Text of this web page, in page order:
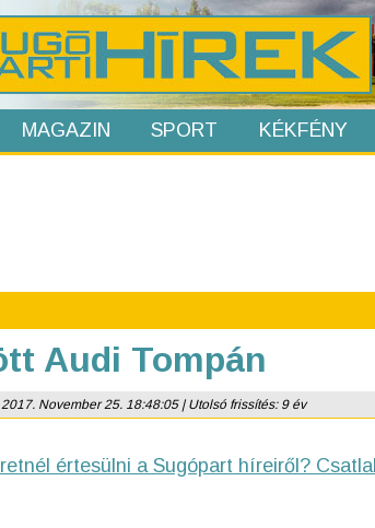
MAGAZIN SPORT KÉKFÉNY
Audi Tompán
2017. November 25. 18:48:05 | Utolsó frissítés: 9 év
értesülni a Sugópart híreiről?